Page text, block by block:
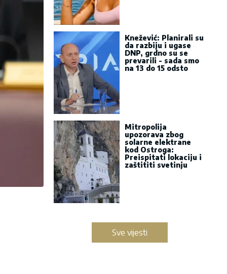
Knežević: Planirali su
da razbiju i ugase
DNP, grdno su se
prevarili - sada smo
na 13 do 15 odsto
Mitropolija
upozorava zbog
solarne elektrane
kod Ostroga:
Preispitati lokaciju i
zaštititi svetinju
Sve vijesti